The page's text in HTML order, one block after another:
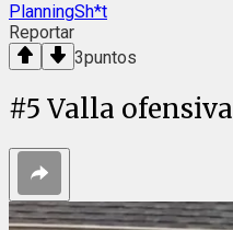
PlanningSh*t
Reportar
3puntos
#5 Valla ofensiva